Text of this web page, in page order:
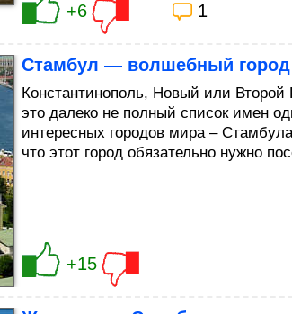
+6 1
Стамбул — волшебный город
Константинополь, Новый или
это далеко не полный список имен
интересных городов мира –
что этот город обязательно нужно
+15